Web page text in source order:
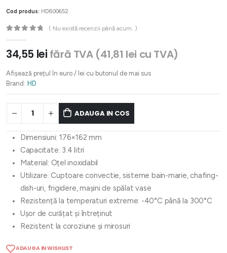
Cod produs: HD800652
( Nu există recenzii până acum. )
34,55 lei fără TVA (41,81 lei cu TVA)
Afișează prețul în euro / lei cu butonul de mai sus
Brand: HD
ADAUGA IN COS
Dimensiuni: 176×162 mm
Capacitate: 3.4 litri
Material: Oțel inoxidabil
Utilizare: Cuptoare convectie, sisteme bain-marie, chafing-
dish-uri, frigidere, mașini de spălat vase
Rezistență la temperaturi extreme: -40°C până la 300°C
Ușor de curățat și întreținut
Rezistent la coroziune și mirosuri
ADAUGA IN WISHLIST